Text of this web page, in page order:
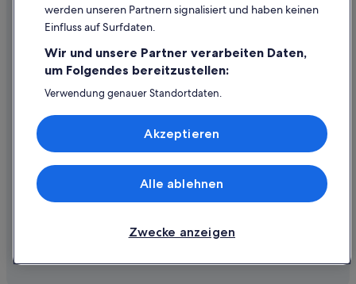
Hilfe
Rückerstattungsprozess und Zeitrahmen
Buchen Sie einen Flug mit einer Gutschrift bei der Fluggesellschaft
Internationale Reisedokumente
© 2026 Expedia, Inc., ein Unternehmen der Expedia Group. Alle Rechte
vorbehalten. Expedia und das Expedia-Logo sind Handelsmarken oder
werden unseren Partnern signalisiert und haben keinen
Einfluss auf Surfdaten.
Wir und unsere Partner verarbeiten Daten,
um Folgendes bereitzustellen:
Verwendung genauer Standortdaten.
Speichern von oder Zugriff auf Informationen auf einem
Endgerät. Personalisierte Werbung und Inhalte, Messung
von Werbeleistung und der Performance von Inhalten,
Liste der Partner (Lieferanten)
Zwecke anzeigen
Alle ablehnen
Akzeptieren